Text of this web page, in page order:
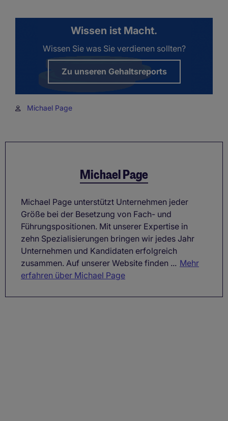
Wissen ist Macht.
Wissen Sie was Sie verdienen sollten?
Zu unseren Gehaltsreports
Michael Page
Michael Page
Michael Page unterstützt Unternehmen jeder
Größe bei der Besetzung von Fach- und
Führungspositionen. Mit unserer Expertise in
zehn Spezialisierungen bringen wir jedes Jahr
Unternehmen und Kandidaten erfolgreich
zusammen. Auf unserer Website finden ... Mehr
erfahren über Michael Page